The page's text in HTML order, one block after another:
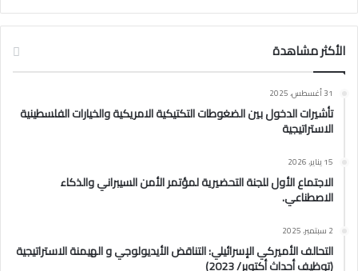
الأكثر مشاهدة
31 أغسطس، 2025
تأشيرات الدخول بين الضغوطات التكتيكية الامريكية والخيارات الفلسطينية
الاستراتيجية
15 يناير، 2026
الاجتماع الأول للجنة التحضيرية لمؤتمر الأمن السيبراني والذكاء
الاصطناعي.
2 سبتمبر، 2025
التحالف الأميركي الإسرائيلي: التناقض الأيديولوجي و الهيمنة الاستراتيجية
(توظيف أحداث أكتوبر/ 2023)